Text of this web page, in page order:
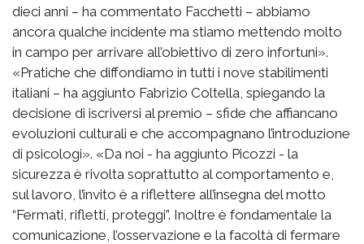
dieci anni – ha commentato Facchetti – abbiamo
ancora qualche incidente ma stiamo mettendo molto
in campo per arrivare all’obiettivo di zero infortuni».
«Pratiche che diffondiamo in tutti i nove stabilimenti
italiani – ha aggiunto Fabrizio Coltella, spiegando la
decisione di iscriversi al premio – sfide che affiancano
evoluzioni culturali e che accompagnano l’introduzione
di psicologi». «Da noi - ha aggiunto Picozzi - la
sicurezza è rivolta soprattutto al comportamento e,
sul lavoro, l’invito è a riflettere all’insegna del motto
“Fermati, rifletti, proteggi”. Inoltre è fondamentale la
comunicazione, l’osservazione e la facoltà di fermare